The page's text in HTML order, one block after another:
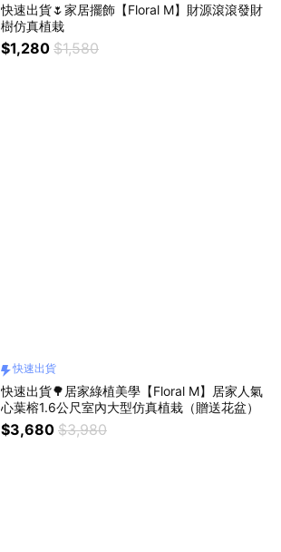
快速出貨🌷家居擺飾【Floral M】財源滾滾發財
樹仿真植栽
$1,280 $1,580
快速出貨
快速出貨🌳居家綠植美學【Floral M】居家人氣
心葉榕1.6公尺室內大型仿真植栽（贈送花盆）
$3,680 $3,980